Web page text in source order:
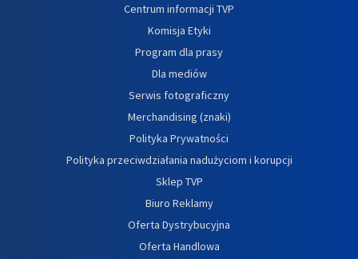
Centrum informacji TVP
Komisja Etyki
Program dla prasy
Dla mediów
Serwis fotograficzny
Merchandising (znaki)
Polityka Prywatności
Polityka przeciwdziałania nadużyciom i korupcji
Sklep TVP
Biuro Reklamy
Oferta Dystrybucyjna
Oferta Handlowa